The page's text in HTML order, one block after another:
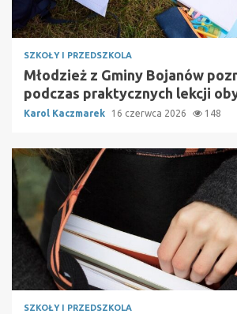
SZKOŁY I PRZEDSZKOLA
Młodzież z Gminy Bojanów
podczas praktycznych lekcji
Karol Kaczmarek 16 czerwca 2026 148
SZKOŁY I PRZEDSZKOLA